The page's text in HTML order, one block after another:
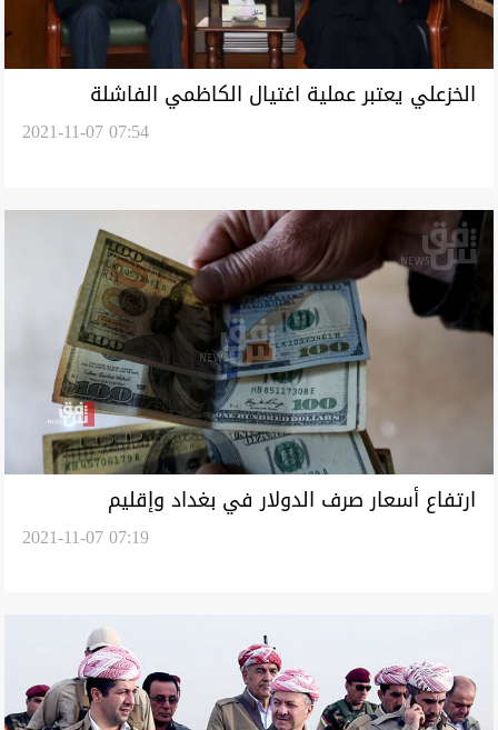
الخزعلي يعتبر عملية اغتيال الكاظمي الفاشلة
"محاولة لخلط الأوراق" والمالكي يدعو لمعالجة
2021-11-07 07:54
ارتفاع أسعار صرف الدولار في بغداد وإقليم
2021-11-07 07:19